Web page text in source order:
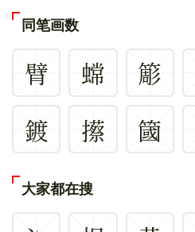
同笔画数
臂 蟐 簓
鍍
攃 簂
大家都在搜